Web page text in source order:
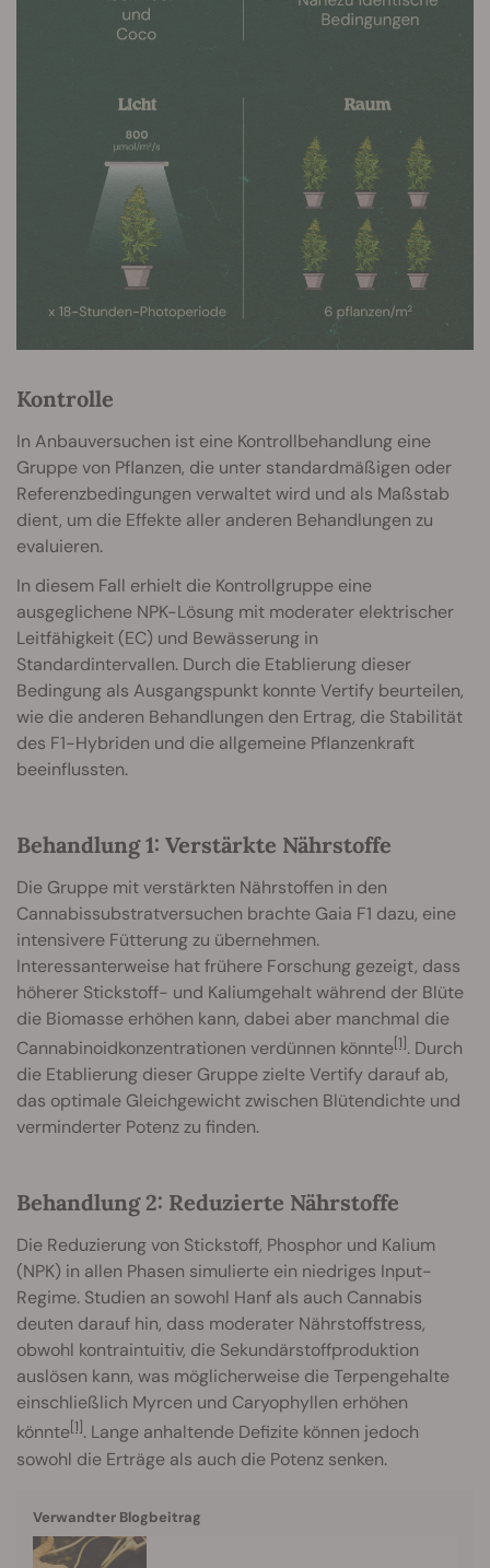
Kontrolle
In Anbauversuchen ist eine Kontrollbehandlung eine
Gruppe von Pflanzen, die unter standardmäßigen oder
Referenzbedingungen verwaltet wird und als Maßstab
dient, um die Effekte aller anderen Behandlungen zu
evaluieren.
In diesem Fall erhielt die Kontrollgruppe eine
ausgeglichene NPK-Lösung mit moderater elektrischer
Leitfähigkeit (EC) und Bewässerung in
Standardintervallen. Durch die Etablierung dieser
Bedingung als Ausgangspunkt konnte Vertify beurteilen,
wie die anderen Behandlungen den Ertrag, die Stabilität
des F1-Hybriden und die allgemeine Pflanzenkraft
beeinflussten.
Behandlung 1: Verstärkte Nährstoffe
Die Gruppe mit verstärkten Nährstoffen in den
Cannabissubstratversuchen brachte Gaia F1 dazu, eine
intensivere Fütterung zu übernehmen.
Interessanterweise hat frühere Forschung gezeigt, dass
höherer Stickstoff- und Kaliumgehalt während der Blüte
die Biomasse erhöhen kann, dabei aber manchmal die
Cannabinoidkonzentrationen verdünnen könnte[1]. Durch
die Etablierung dieser Gruppe zielte Vertify darauf ab,
das optimale Gleichgewicht zwischen Blütendichte und
verminderter Potenz zu finden.
Behandlung 2: Reduzierte Nährstoffe
Die Reduzierung von Stickstoff, Phosphor und Kalium
(NPK) in allen Phasen simulierte ein niedriges Input-
Regime. Studien an sowohl Hanf als auch Cannabis
deuten darauf hin, dass moderater Nährstoffstress,
obwohl kontraintuitiv, die Sekundärstoffproduktion
auslösen kann, was möglicherweise die Terpengehalte
einschließlich Myrcen und Caryophyllen erhöhen
könnte[1]. Lange anhaltende Defizite können jedoch
sowohl die Erträge als auch die Potenz senken.
Verwandter Blogbeitrag